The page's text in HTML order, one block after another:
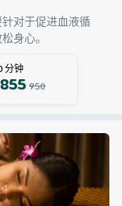
对于促进血液循
身心。
分钟
855950